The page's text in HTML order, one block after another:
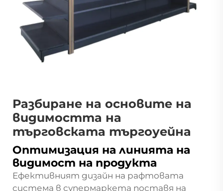
Разбиране на основите на
видимостта на
търговската търгоуейна
Оптимизация на линията на
видимост на продукта
Ефективният дизайн на рафтовата
система в супермаркета поставя на